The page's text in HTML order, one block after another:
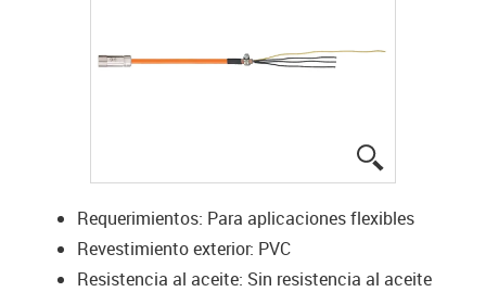
Requerimientos: Para aplicaciones flexibles
Revestimiento exterior: PVC
Resistencia al aceite: Sin resistencia al aceite